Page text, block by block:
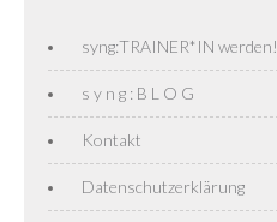
syng:TRAINER*IN werden!
s y n g : B L O G
Kontakt
Datenschutzerklärung